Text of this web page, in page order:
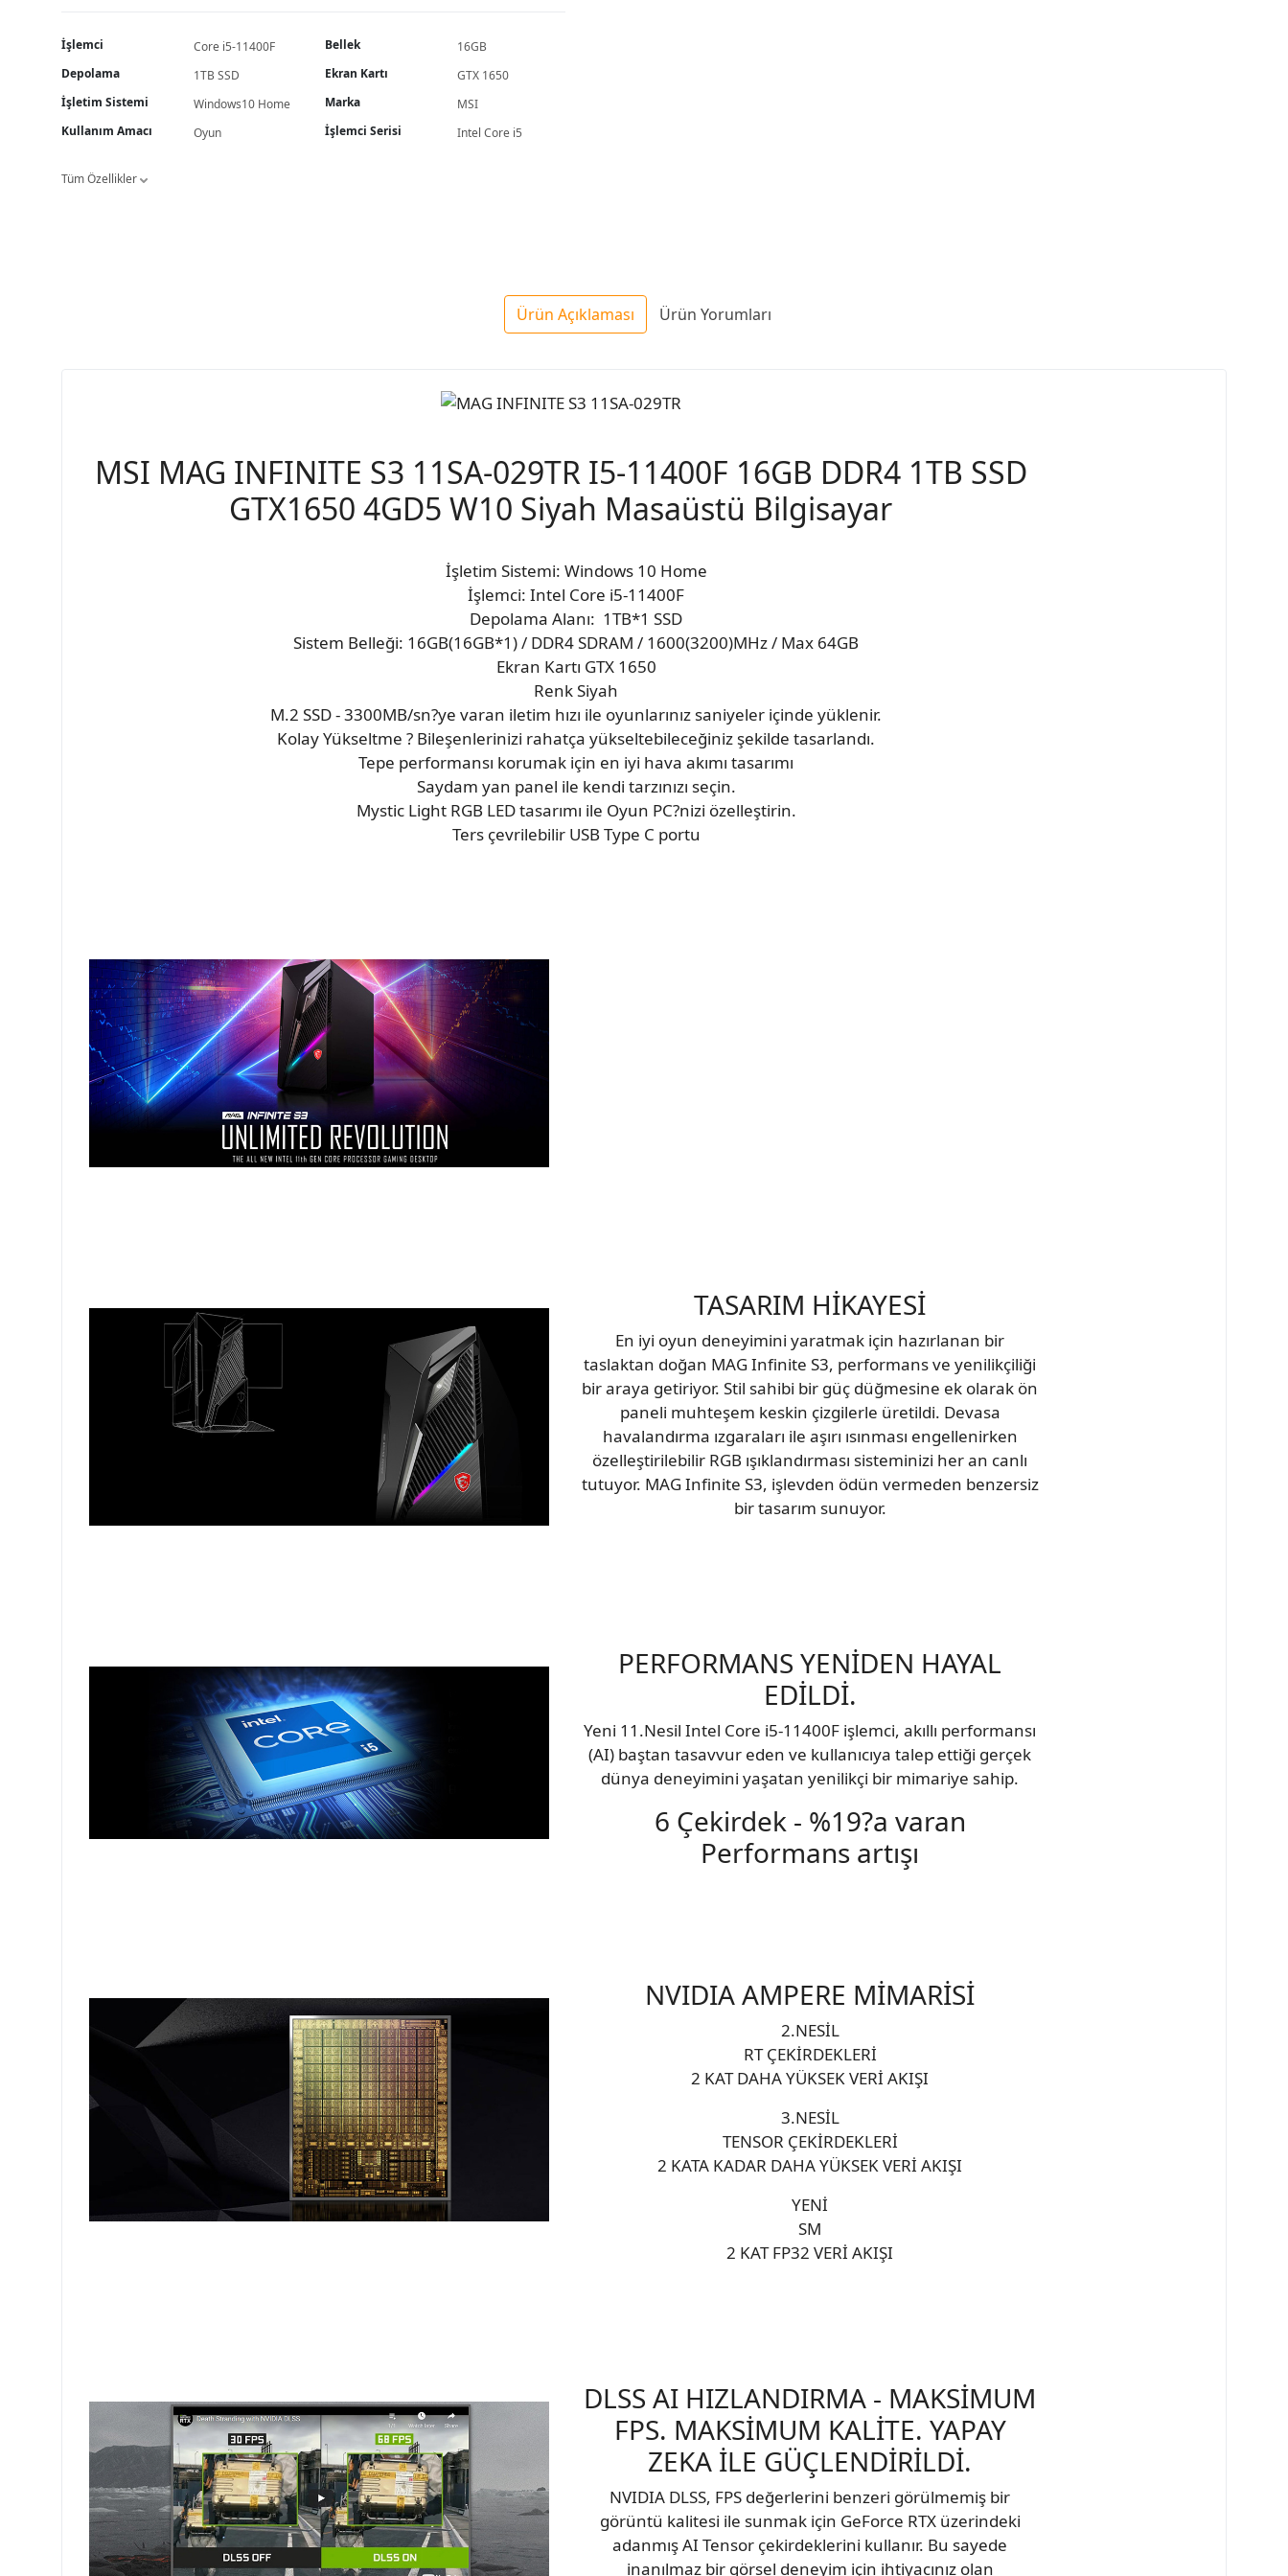
İşlemci Core i5-11400F Bellek
16GB
Depolama
1TB SSD Ekran Kartı
GTX 1650
İşletim Sistemi
Windows10 Home Marka
MSI
Kullanım Amacı
Oyun İşlemci Serisi Intel Core i5
Tüm Özellikler
Ürün Açıklaması Ürün Yorumları
MSI MAG INFINITE S3 11SA-029TR I5-11400F 16GB DDR4 1TB SSD
GTX1650 4GD5 W10 Siyah Masaüstü Bilgisayar
İşletim Sistemi: Windows 10 Home
İşlemci: Intel Core i5-11400F
Depolama Alanı: 1TB*1 SSD
Sistem Belleği: 16GB(16GB*1) / DDR4 SDRAM / 1600(3200)MHz / Max 64GB
Ekran Kartı GTX 1650
Renk Siyah
M.2 SSD - 3300MB/sn?ye varan iletim hızı ile oyunlarınız saniyeler içinde yüklenir.
Kolay Yükseltme ? Bileşenlerinizi rahatça yükseltebileceğiniz şekilde tasarlandı.
Tepe performansı korumak için en iyi hava akımı tasarımı
Saydam yan panel ile kendi tarzınızı seçin.
Mystic Light RGB LED tasarımı ile Oyun PC?nizi özelleştirin.
Ters çevrilebilir USB Type C portu
TASARIM HİKAYESİ
En iyi oyun deneyimini yaratmak için hazırlanan bir
taslaktan doğan MAG Infinite S3, performans ve yenilikçiliği
bir araya getiriyor. Stil sahibi bir güç düğmesine ek olarak ön
paneli muhteşem keskin çizgilerle üretildi. Devasa
havalandırma ızgaraları ile aşırı ısınması engellenirken
özelleştirilebilir RGB ışıklandırması sisteminizi her an canlı
tutuyor. MAG Infinite S3, işlevden ödün vermeden benzersiz
bir tasarım sunuyor.
PERFORMANS YENİDEN HAYAL
EDİLDİ.
Yeni 11.Nesil Intel Core i5-11400F işlemci, akıllı performansı
(AI) baştan tasavvur eden ve kullanıcıya talep ettiği gerçek
dünya deneyimini yaşatan yenilikçi bir mimariye sahip.
6 Çekirdek - %19?a varan
Performans artışı
NVIDIA AMPERE MİMARİSİ
2.NESİL
RT ÇEKİRDEKLERİ
2 KAT DAHA YÜKSEK VERİ AKIŞI
3.NESİL
TENSOR ÇEKİRDEKLERİ
2 KATA KADAR DAHA YÜKSEK VERİ AKIŞI
YENİ
SM
2 KAT FP32 VERİ AKIŞI
DLSS AI HIZLANDIRMA - MAKSİMUM
FPS. MAKSİMUM KALİTE. YAPAY
ZEKA İLE GÜÇLENDİRİLDİ.
NVIDIA DLSS, FPS değerlerini benzeri görülmemiş bir
görüntü kalitesi ile sunmak için GeForce RTX üzerindeki
adanmış AI Tensor çekirdeklerini kullanır. Bu sayede
inanılmaz bir görsel deneyim için ihtiyacınız olan